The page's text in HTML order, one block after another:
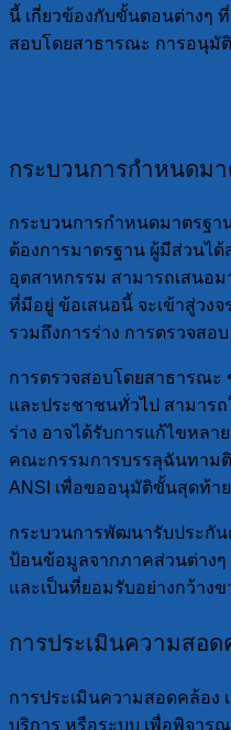
นี้ เกี่ยวข้องกับขั้นตอนต่างๆ
สอบโดยสาธารณะ การอนุมั
กระบวนการกำหนดม
กระบวนการกำหนดมาตรฐา
ต้องการมาตรฐาน ผู้มีส่วนได้
อุตสาหกรรม สามารถเสนอ
ที่มีอยู่ ข้อเสนอนี้ จะเข้าสู่วง
รวมถึงการร่าง การตรวจสอ
การตรวจสอบโดยสาธารณะ
และประชาชนทั่วไป สามาร
ร่าง อาจได้รับการแก้ไขหลา
คณะกรรมการบรรลุฉันทาม
ANSI เพื่อขออนุมัติขั้นสุดท้าย
กระบวนการพัฒนารับประกั
ป้อนข้อมูลจากภาคส่วนต่างๆ
และเป็นที่ยอมรับอย่างกว้างข
การประเมินความสอด
การประเมินความสอดคล้อง
บริการ หรือระบบ เพื่อพิจาร